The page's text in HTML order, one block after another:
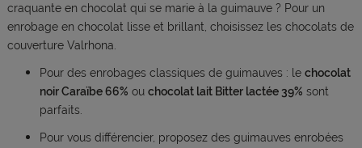
craquante en chocolat qui se marie à la guimauve ? Pour un
enrobage en chocolat lisse et brillant, choisissez les chocolats de
couverture Valrhona.
Pour des enrobages classiques de guimauves : le chocolat
noir Caraïbe 66% ou chocolat lait Bitter lactée 39% sont
parfaits.
Pour vous différencier, proposez des guimauves enrobées